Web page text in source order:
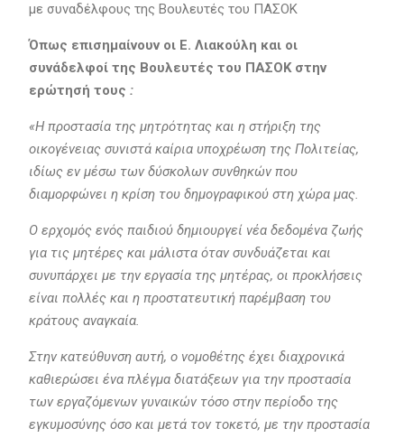
με συναδέλφους της Βουλευτές του ΠΑΣΟΚ
Όπως επισημαίνουν οι Ε. Λιακούλη και οι
συνάδελφοί της Βουλευτές του ΠΑΣΟΚ στην
ερώτησή τους :
«Η προστασία της μητρότητας και η στήριξη της
οικογένειας συνιστά καίρια υποχρέωση της Πολιτείας,
ιδίως εν μέσω των δύσκολων συνθηκών που
διαμορφώνει η κρίση του δημογραφικού στη χώρα μας.
Ο ερχομός ενός παιδιού δημιουργεί νέα δεδομένα ζωής
για τις μητέρες και μάλιστα όταν συνδυάζεται και
συνυπάρχει με την εργασία της μητέρας, οι προκλήσεις
είναι πολλές και η προστατευτική παρέμβαση του
κράτους αναγκαία.
Στην κατεύθυνση αυτή, ο νομοθέτης έχει διαχρονικά
καθιερώσει ένα πλέγμα διατάξεων για την προστασία
των εργαζόμενων γυναικών τόσο στην περίοδο της
εγκυμοσύνης όσο και μετά τον τοκετό, με την προστασία